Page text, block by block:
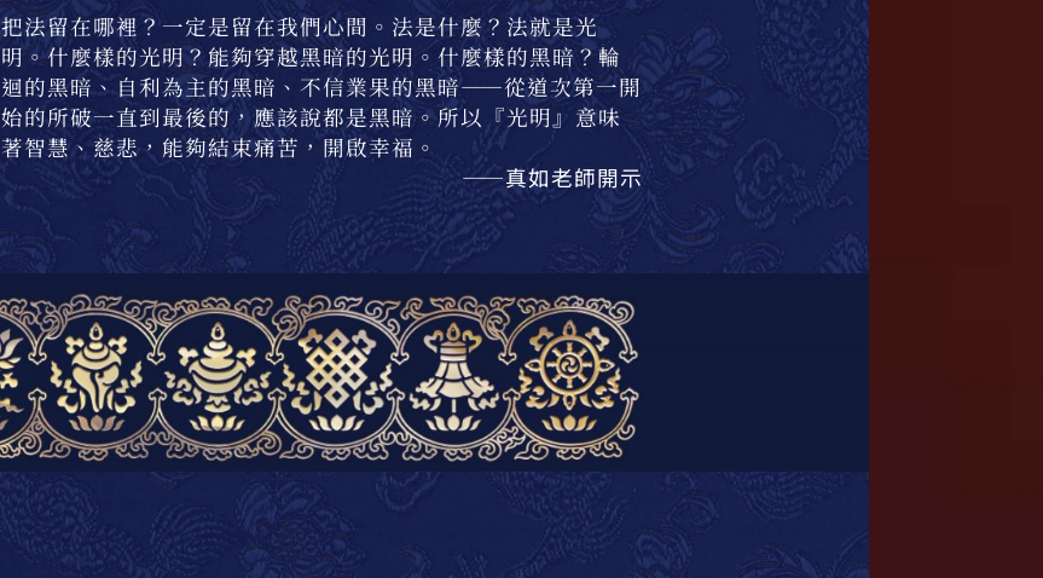
把法留在哪裡？一定是留在我們心間。法是什麼？法就是光
明。什麼樣的光明？能夠穿越黑暗的光明。什麼樣的黑暗？輪
迴的黑暗、自利為主的黑暗、不信業果的黑暗——從道次第一開
始的所破一直到最後的，應該說都是黑暗。所以『光明』意味
著智慧、慈悲，能夠結束痛苦，開啟幸福。
——真如老師開示